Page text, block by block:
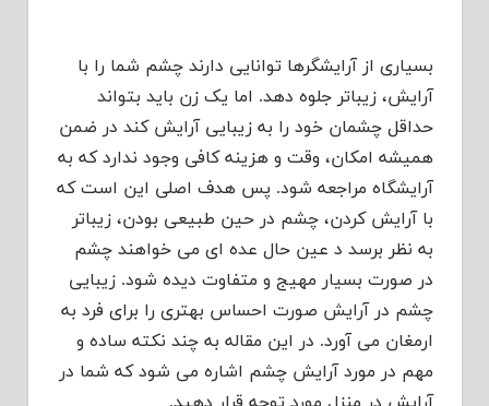
بسیاری از آرایشگرها توانایی دارند چشم شما را با
آرایش، زیباتر جلوه دهد. اما یک زن باید بتواند
حداقل چشمان خود را به زیبایی آرایش کند در ضمن
همیشه امکان، وقت و هزینه کافی وجود ندارد که به
آرایشگاه مراجعه شود. پس هدف اصلی این است که
با آرایش کردن، چشم در حین طبیعی بودن، زیباتر
به نظر برسد د عین حال عده ای می خواهند چشم
در صورت بسیار مهیج و متفاوت دیده شود. زیبایی
چشم در آرایش صورت احساس بهتری را برای فرد به
ارمغان می آورد. در این مقاله به چند نکته ساده و
مهم در مورد آرایش چشم اشاره می شود که شما در